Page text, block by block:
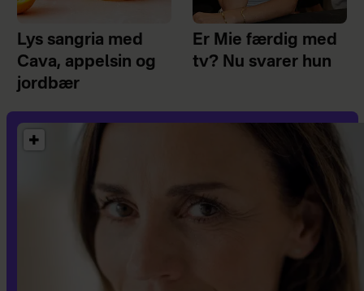
Lys sangria med
Cava, appelsin og
jordbær
Er Mie færdig med
tv? Nu svarer hun